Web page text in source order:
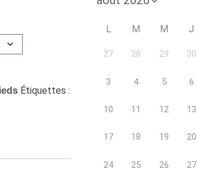
Étiquettes :
L M M J
27 28 29 30
3 4 5 6
10 11 12 13
17 18 19 20
24 25 26 27